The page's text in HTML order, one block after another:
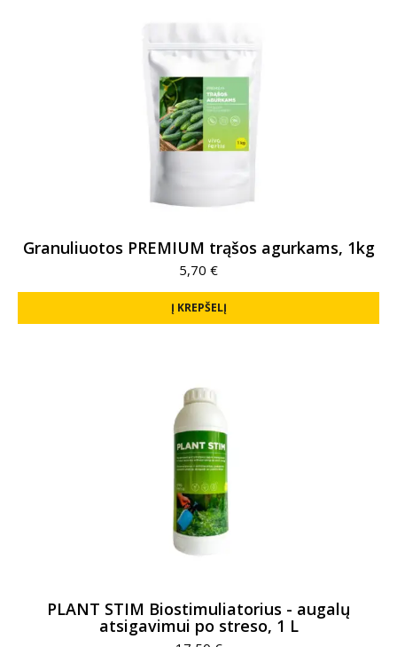
Granuliuotos PREMIUM trąšos agurkams, 1kg
5,70 €
Į KREPŠELĮ
PLANT STIM Biostimuliatorius - augalų
atsigavimui po streso, 1 L